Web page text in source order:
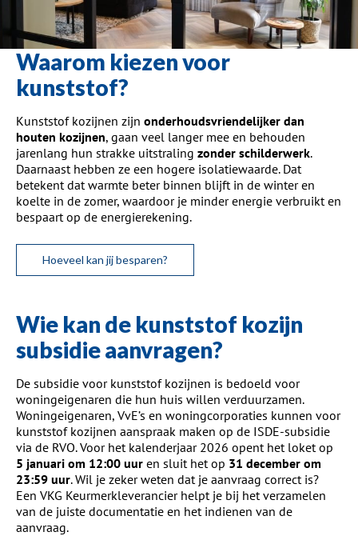
Waarom kiezen voor
kunststof?
Kunststof kozijnen zijn onderhoudsvriendelijker dan
houten kozijnen, gaan veel langer mee en behouden
jarenlang hun strakke uitstraling zonder schilderwerk.
Daarnaast hebben ze een hogere isolatiewaarde. Dat
betekent dat warmte beter binnen blijft in de winter en
koelte in de zomer, waardoor je minder energie verbruikt en
bespaart op de energierekening.
Hoeveel kan jij besparen?
Wie kan de kunststof kozijn
subsidie aanvragen?
De subsidie voor kunststof kozijnen is bedoeld voor
woningeigenaren die hun huis willen verduurzamen.
Woningeigenaren, VvE’s en woningcorporaties kunnen voor
kunststof kozijnen aanspraak maken op de ISDE-subsidie
via de RVO. Voor het kalenderjaar 2026 opent het loket op
5 januari om 12:00 uur en sluit het op 31 december om
23:59 uur. Wil je zeker weten dat je aanvraag correct is?
Een VKG Keurmerkleverancier helpt je bij het verzamelen
van de juiste documentatie en het indienen van de
aanvraag.